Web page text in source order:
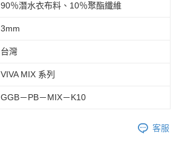
90％潛水衣布料、10％聚酯纖維
3mm
台灣
VIVA MIX 系列
GGB－PB－MIX－K10
客服